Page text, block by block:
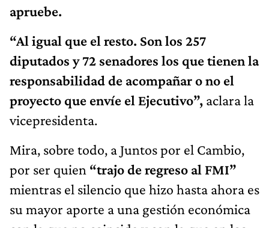
apruebe.
“Al igual que el resto. Son los 257
diputados y 72 senadores los que tienen la
responsabilidad de acompañar o no el
proyecto que envíe el Ejecutivo”, aclara la
vicepresidenta.
Mira, sobre todo, a Juntos por el Cambio,
por ser quien “trajo de regreso al FMI”
mientras el silencio que hizo hasta ahora es
su mayor aporte a una gestión económica